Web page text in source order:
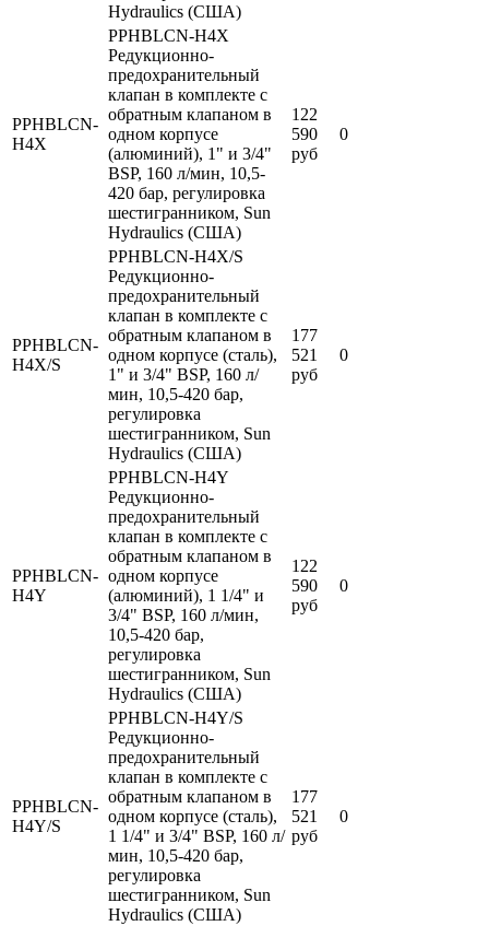
Hydraulics (США)
PPHBLCN-
H4X
PPHBLCN-H4X
Редукционно-
предохранительный
клапан в комплекте с
обратным клапаном в
одном корпусе
(алюминий), 1" и 3/4"
BSP, 160 л/мин, 10,5-
420 бар, регулировка
шестигранником, Sun
Hydraulics (США)
122
590
руб
0
PPHBLCN-
H4X/S
PPHBLCN-H4X/S
Редукционно-
предохранительный
клапан в комплекте с
обратным клапаном в
одном корпусе (сталь),
1" и 3/4" BSP, 160 л/
мин, 10,5-420 бар,
регулировка
шестигранником, Sun
Hydraulics (США)
177
521
руб
0
PPHBLCN-
H4Y
PPHBLCN-H4Y
Редукционно-
предохранительный
клапан в комплекте с
обратным клапаном в
одном корпусе
(алюминий), 1 1/4" и
3/4" BSP, 160 л/мин,
10,5-420 бар,
регулировка
шестигранником, Sun
Hydraulics (США)
122
590
руб
0
PPHBLCN-
H4Y/S
PPHBLCN-H4Y/S
Редукционно-
предохранительный
клапан в комплекте с
обратным клапаном в
одном корпусе (сталь),
1 1/4" и 3/4" BSP, 160 л/
мин, 10,5-420 бар,
регулировка
шестигранником, Sun
Hydraulics (США)
177
521
руб
0